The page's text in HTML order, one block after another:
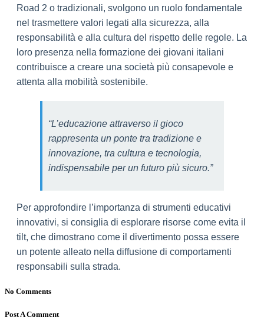
Road 2 o tradizionali, svolgono un ruolo fondamentale
nel trasmettere valori legati alla sicurezza, alla
responsabilità e alla cultura del rispetto delle regole. La
loro presenza nella formazione dei giovani italiani
contribuisce a creare una società più consapevole e
attenta alla mobilità sostenibile.
“L’educazione attraverso il gioco
rappresenta un ponte tra tradizione e
innovazione, tra cultura e tecnologia,
indispensabile per un futuro più sicuro.”
Per approfondire l’importanza di strumenti educativi
innovativi, si consiglia di esplorare risorse come evita il
tilt, che dimostrano come il divertimento possa essere
un potente alleato nella diffusione di comportamenti
responsabili sulla strada.
No Comments
Post A Comment